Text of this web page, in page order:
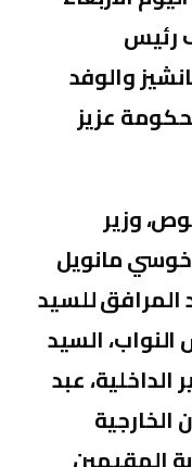
رئيس
والوفد
عزيز
وزير
خوسي مانويل
المرافق للسيد
السيد
الداخلية، عبد
الخارجية